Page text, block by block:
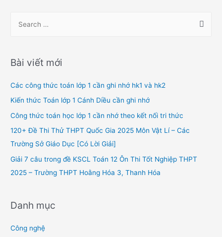
r
h
f
o
Bài viết mới
Các công thức toán lớp 1 cần ghi nhớ hk1 và hk2
Kiến thức Toán lớp 1 Cánh Diều cần ghi nhớ
Công thức toán học lớp 1 cần nhớ theo kết nối tri thức
120+ Đề Thi Thử THPT Quốc Gia 2025 Môn Vật Lí – Các
Trường Sở Giáo Dục [Có Lời Giải]
Giải 7 câu trong đề KSCL Toán 12 Ôn Thi Tốt Nghiệp THPT
2025 – Trường THPT Hoằng Hóa 3, Thanh Hóa
Danh mục
Công nghệ